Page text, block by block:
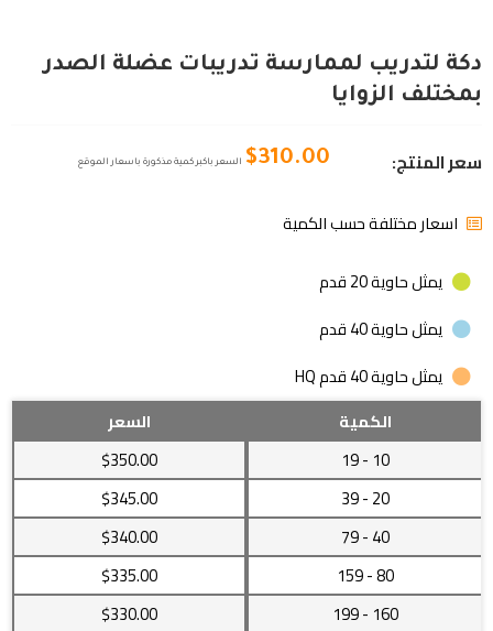
دكة لتدريب لممارسة تدريبات عضلة الصدر
بمختلف الزوايا
سعر المنتج: $310.00 السعر باكبر كمية مذكورة باسعار الموقع
اسعار مختلفة حسب الكمية
يمثل حاوية 20 قدم
يمثل حاوية 40 قدم
يمثل حاوية 40 قدم HQ
الكمية
السعر
10
- 19
$350.00
20
- 39
$345.00
40
- 79
$340.00
80
- 159
$335.00
160
- 199
$330.00
لتدريب
تدريبات
عضلة
بمختلف
الزوايا